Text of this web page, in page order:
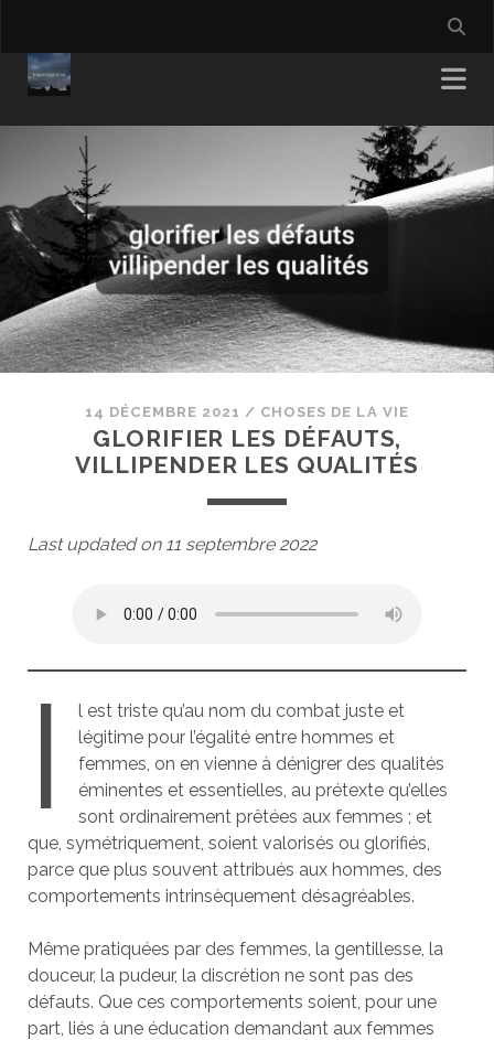
14 DÉCEMBRE 2021 / CHOSES DE LA VIE
GLORIFIER LES DÉFAUTS,
VILLIPENDER LES QUALITÉS
Last updated on 11 septembre 2022
I
l est triste qu’au nom du combat juste et
légitime pour l’égalité entre hommes et
femmes, on en vienne à dénigrer des qualités
éminentes et essentielles, au prétexte qu’elles
sont ordinairement prêtées aux femmes ; et
que, symétriquement, soient valorisés ou glorifiés,
parce que plus souvent attribués aux hommes, des
comportements intrinsèquement désagréables.
Même pratiquées par des femmes, la gentillesse, la
douceur, la pudeur, la discrétion ne sont pas des
défauts. Que ces comportements soient, pour une
part, liés à une éducation demandant aux femmes